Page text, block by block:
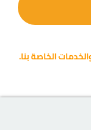
الخاصة بنا.